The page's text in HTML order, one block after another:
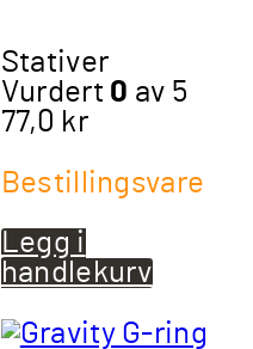
Stativer
Vurdert 0 av 5
77,0 kr
Bestillingsvare
Legg i
handlekurv